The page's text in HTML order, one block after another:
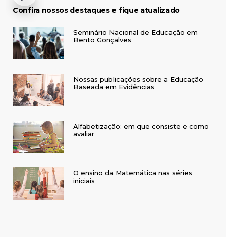
Confira nossos destaques e fique atualizado
Seminário Nacional de Educação em
Bento Gonçalves
Nossas publicações sobre a Educação
Baseada em Evidências
Alfabetização: em que consiste e como
avaliar
O ensino da Matemática nas séries
iniciais